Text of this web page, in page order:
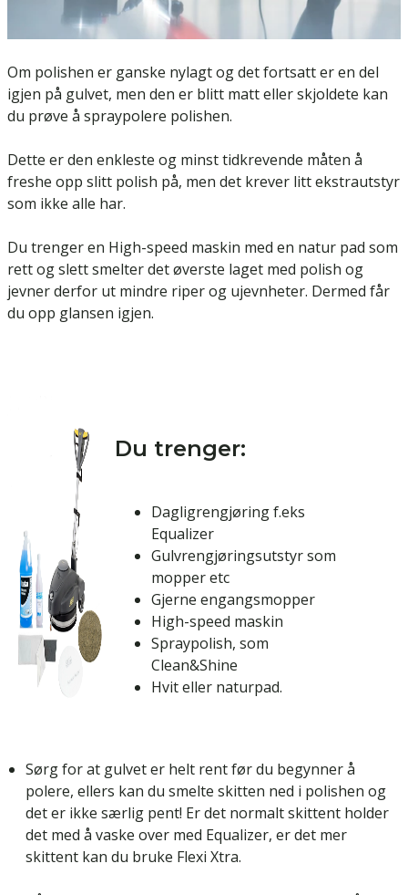
Om polishen er ganske nylagt og det fortsatt er en del
igjen på gulvet, men den er blitt matt eller skjoldete kan
du prøve å spraypolere polishen.
Dette er den enkleste og minst tidkrevende måten å
freshe opp slitt polish på, men det krever litt ekstrautstyr
som ikke alle har.
Du trenger en High-speed maskin med en natur pad som
rett og slett smelter det øverste laget med polish og
jevner derfor ut mindre riper og ujevnheter. Dermed får
du opp glansen igjen.
Du trenger:
Dagligrengjøring f.eks
Equalizer
Gulvrengjøringsutstyr som
mopper etc
Gjerne engangsmopper
High-speed maskin
Spraypolish, som
Clean&Shine
Hvit eller naturpad.
Sørg for at gulvet er helt rent før du begynner å
polere, ellers kan du smelte skitten ned i polishen og
det er ikke særlig pent! Er det normalt skittent holder
det med å vaske over med Equalizer, er det mer
skittent kan du bruke Flexi Xtra.